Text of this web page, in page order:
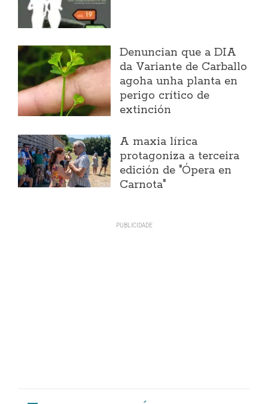
Denuncian que a DIA
da Variante de Carballo
agoha unha planta en
perigo crítico de
extinción
A maxia lírica
protagoniza a terceira
edición de "Ópera en
Carnota"